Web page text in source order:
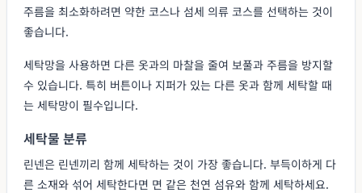
주름을 최소화하려면 약한 코스나 섬세 의류 코스를 선택하는 것이
좋습니다.
세탁망을 사용하면 다른 옷과의 마찰을 줄여 보풀과 주름을 방지할
수 있습니다. 특히 버튼이나 지퍼가 있는 다른 옷과 함께 세탁할 때
는 세탁망이 필수입니다.
세탁물 분류
린넨은 린넨끼리 함께 세탁하는 것이 가장 좋습니다. 부득이하게 다
른 소재와 섞어 세탁한다면 면 같은 천연 섬유와 함께 세탁하세요.